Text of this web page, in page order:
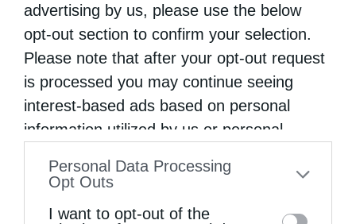
advertising by us, please use the below
opt-out section to confirm your selection.
Please note that after your opt-out request
is processed you may continue seeing
interest-based ads based on personal
information utilized by us or personal
to your opt-out. You may separately opt-out
Personal Data Processing
Opt Outs
I want to opt-out of the
Σερβίας κυρού Ειρηναίου. Το μήνυμα : Ὁ
πολιός καί σεβάσμιος Πατριάρχης …